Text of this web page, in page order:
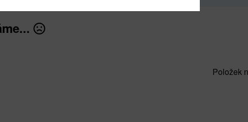
Položek